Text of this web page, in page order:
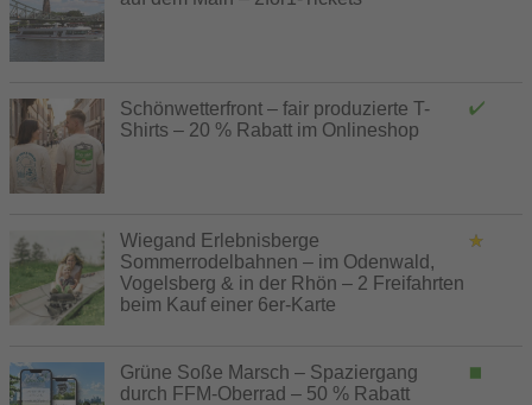
Schönwetterfront – fair produzierte T-
Shirts – 20 % Rabatt im Onlineshop
Wiegand Erlebnisberge
Sommerrodelbahnen – im Odenwald,
Vogelsberg & in der Rhön – 2 Freifahrten
beim Kauf einer 6er-Karte
Grüne Soße Marsch – Spaziergang
durch FFM-Oberrad – 50 % Rabatt